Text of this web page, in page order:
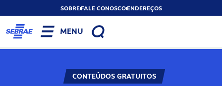
SOBREFALE CONOSCOENDEREÇOS
MENU
CONTEÚDOS GRATUITOS